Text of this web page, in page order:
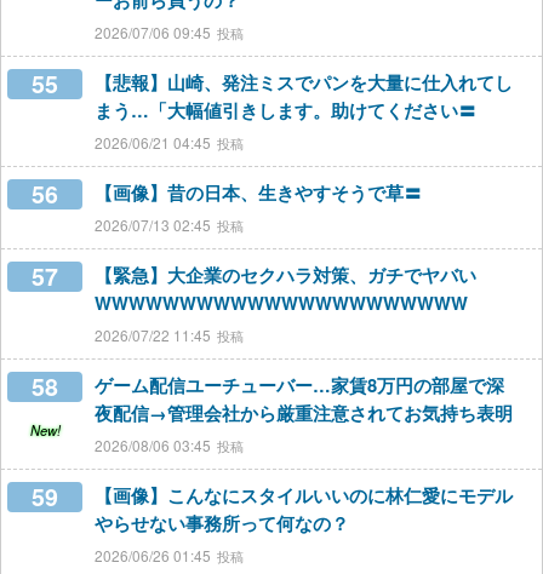
2026/07/06 09:45
55
【悲報】山崎、発注ミスでパンを大量に仕入れてし
まう…「大幅値引きします。助けてください〓
2026/06/21 04:45
56 【画像】昔の日本、生きやすそうで草〓
2026/07/13 02:45
57
【緊急】大企業のセクハラ対策、ガチでヤバい
WWWWWWWWWWWWWWWWWWWWWW
2026/07/22 11:45
58
New!
ゲーム配信ユーチューバー…家賃8万円の部屋で深
夜配信→管理会社から厳重注意されてお気持ち表明
2026/08/06 03:45
59
【画像】こんなにスタイルいいのに林仁愛にモデル
やらせない事務所って何なの？
2026/06/26 01:45